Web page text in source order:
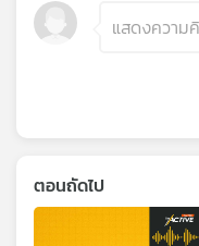
ตอนถัดไป